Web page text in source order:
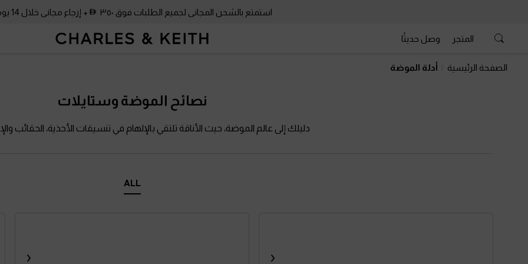
استمتع بالشحن المجاني لجميع الطلبات فوق ٣٥٠ + إرجاع مجاني خلال 14 يومًا!
المتجر وصل حديثًا
الصفحة الرئيسية أدلة الموضة
نصائح الموضة وستايلات
دليلك إلى عالم الموضة، حيث الأناقة تلتقي بالإلهام في تنسيقات الأحذية، الحقائب
ALL